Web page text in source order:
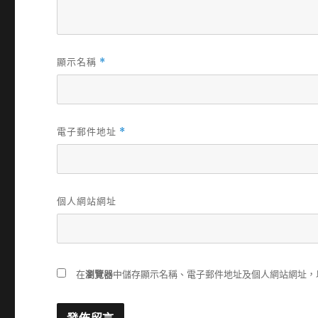
顯示名稱 *
電子郵件地址 *
個人網站網址
在瀏覽器中儲存顯示名稱、電子郵件地址及個人網站網址